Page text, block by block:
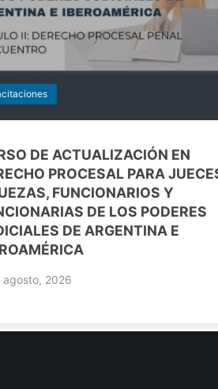
DE ACTUALIZACIÓN EN
PROCESAL PARA
FUNCIONARIOS Y
DE LOS PODERES
DE ARGENTINA E
agosto, 2026